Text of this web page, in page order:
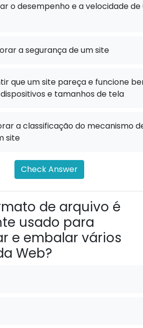
o desempenho e a velocidade de
a segurança de um site
que um site pareça e funcione
e tamanhos de tela
a classificação do mecanismo
site
Check Answer
de arquivo é
usado para
e embalar vários
Web?